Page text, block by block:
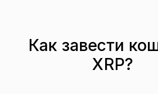
Как завести
XRP?